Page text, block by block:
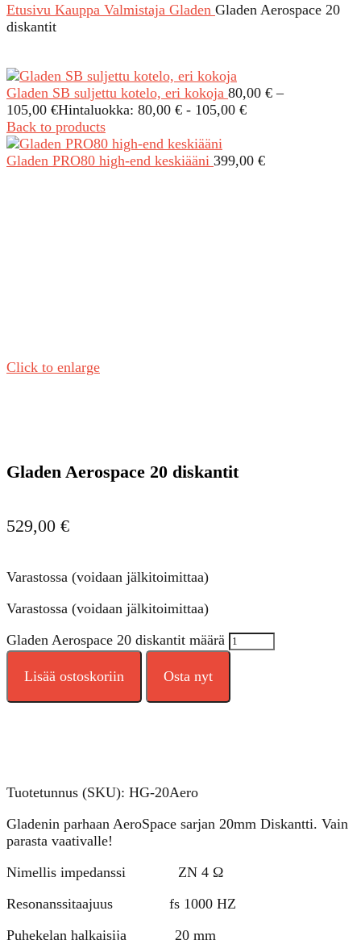
Etusivu Kauppa Valmistaja Gladen Gladen Aerospace 20
diskantit
Gladen SB suljettu kotelo, eri kokoja 80,00 € –
105,00 €Hintaluokka: 80,00 € - 105,00 €
Back to products
Gladen PRO80 high-end keskiääni 399,00 €
Click to enlarge
Gladen Aerospace 20 diskantit
529,00 €
Varastossa (voidaan jälkitoimittaa)
Varastossa (voidaan jälkitoimittaa)
Gladen Aerospace 20 diskantit määrä
Lisää ostoskoriin Osta nyt
Tuotetunnus (SKU): HG-20Aero
Gladenin parhaan AeroSpace sarjan 20mm Diskantti. Vain
parasta vaativalle!
Nimellis impedanssi ZN 4 Ω
Resonanssitaajuus fs 1000 HZ
Puhekelan halkaisija 20 mm